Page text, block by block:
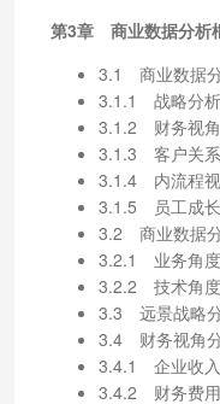
第3章 商业数据分析
3.1 商业数据
3.1.1 战略分
3.1.2 财务视
3.1.3 客户关
3.1.4 内流程
3.1.5 员工成长
3.2 商业数据
3.2.1 业务角度
3.2.2 技术角度
3.3 远景战略
3.4 财务视角
3.4.1 企业收
3.4.2 财务费